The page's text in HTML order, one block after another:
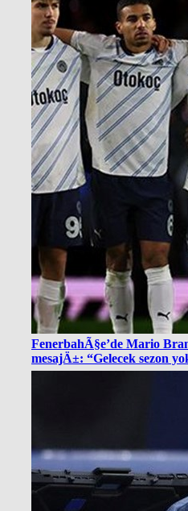
FenerbahÃ§e’de Mario
mesajÄ±: “Gelecek sezon